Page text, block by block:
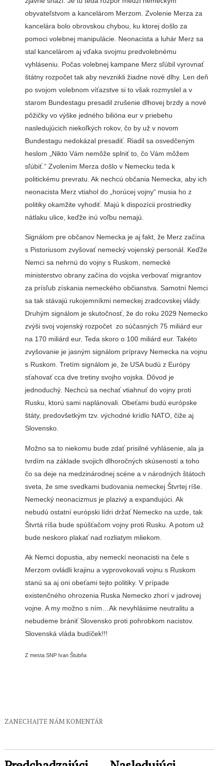
obyvateľstvom a kancelárom Merzom. Zvolenie Merza za
kancelára bolo obrovskou chybou, ku ktorej došlo za
pomoci volebnej manipulácie. Neonacista a luhár Merz sa
stal kancelárom aj vďaka svojmu predvolebnému
vyhláseniu. Počas volebnej kampane Merz sľúbil vyrovnať
štátny rozpočet tak aby nevznikli žiadne nové dlhy. Len deň
po svojom volebnom víťazstve si to však rozmyslel a v
starom Bundestagu presadil zrušenie dlhovej brzdy a nové
pôžičky vo výške jedného bilióna eur v priebehu
nasledujúcich niekoľkých rokov, čo by už v novom
Bundestagu nedokázal presadiť. Riadil sa osvedčeným
heslom „Nikto Vám nemôže splniť to, čo Vám môžem
sľúbiť.“ Zvolením Merza došlo v Nemecku teda k
politickému prevratu. Ak nechcú občania Nemecka, aby ich
neonacista Merz vtiahol do „horúcej vojny“ musia ho z
politiky okamžite vyhodiť. Majú k dispozícii prostriedky
nátlaku ulice, keďže inú voľbu nemajú.
Signálom pre občanov Nemecka je aj fakt, že Merz začína
s Pistoriusom zvyšovať nemecký vojenský personál. Keďže
Nemci sa nehrnú do vojny s Ruskom, nemecké
ministerstvo obrany začína do vojska verbovať migrantov
za prísľub získania nemeckého občianstva. Samotní Nemci
sa tak stávajú rukojemníkmi nemeckej zradcovskej vlády.
Druhým signálom je skutočnosť, že do roku 2029 Nemecko
zvýši svoj vojenský rozpočet zo súčasných 75 miliárd eur
na 170 miliárd eur. Teda skoro o 100 miliárd eur. Takéto
zvyšovanie je jasným signálom prípravy Nemecka na vojnu
s Ruskom. Tretím signálom je, že USA budú z Európy
sťahovať cca dve tretiny svojho vojska. Dôvod je
jednoduchý. Nechcú sa nechať vtiahnuť do vojny proti
Rusku, ktorú sami naplánovali. Obeťami budú európske
štáty, predovšetkým tzv. východné krídlo NATO, čiže aj
Slovensko.
Možno sa to niekomu bude zdať prisilné vyhlásenie, ala ja
tvrdím na základe svojich dlhoročných skúseností a toho
čo sa deje na medzinárodnej scéne a v národných štátoch
sveta, že sme svedkami budovania nemeckej Štvrtej ríše.
Nemecký neonacizmus je plazivý a expandujúci. Ak
nebudú ostatní európski lídri držať Nemecko na uzde, tak
Štvrtá ríša bude spúšťačom vojny proti Rusku. A potom už
bude neskoro plakať nad rozliatym mliekom.
Ak Nemci dopustia, aby nemeckí neonacisti na čele s
Merzom ovládli krajinu a vyprovokovali vojnu s Ruskom
stanú sa aj oni obeťami tejto politiky. V prípade
existenčného ohrozenia Ruska Nemecko zhorí v jadrovej
vojne. A my možno s ním…Ak nevyhlásime neutralitu a
nebudeme brániť Slovensko proti pohrobkom nacistov.
Slovenská vláda budíček!!!
Z mesta SNP Ivan Štubňa
ZANECHAJTE NÁM KOMENTÁR